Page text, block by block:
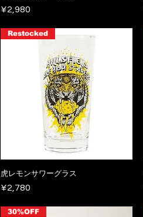
Price
¥2,980
Restocked
虎レモンサワーグラス
Price
¥2,780
30%OFF